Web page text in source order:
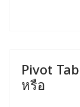
Pivot
หรือ